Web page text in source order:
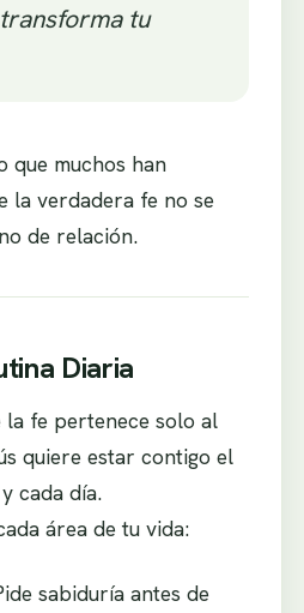
tu
que muchos han
la verdadera fe no se
de relación.
Diaria
la fe pertenece solo al
quiere estar contigo el
cada día.
área de tu vida:
sabiduría antes de